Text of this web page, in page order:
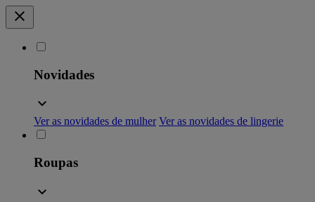
Novidades
Ver as novidades de mulher Ver as novidades de lingerie
Roupas